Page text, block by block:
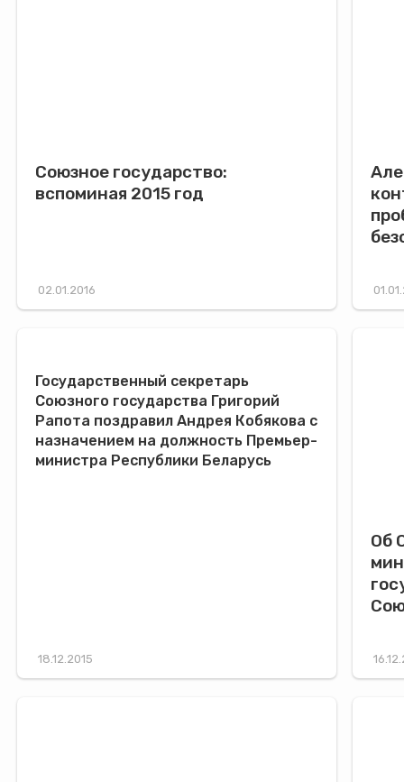
Союзное государство:
вспоминая 2015 год
02.01.2016
Государственный секретарь
Союзного государства Григорий
Рапота поздравил Андрея Кобякова с
назначением на должность Премьер-
министра Республики Беларусь
18.12.2015
Об